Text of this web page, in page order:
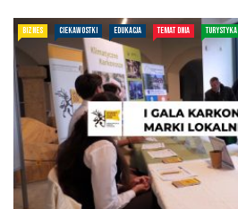
BIZNES CIEKAWOSTKI EDUKACJA TEMAT DNIA TURYSTYKA